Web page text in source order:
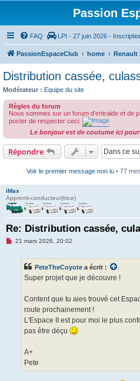
Passion
FAQ LPI - 27 juin 2026 -
PassionEspaceClub home Renault
Distribution cassée,
Modérateur : Equipe du site
Règles du forum
Nous sommes sur un forum d'entraide et de
poster de respecter ceci:
Le bonjour est de coutume ici
Répondre
Voir le premier message non lu• 77
iMax
Apprenti-conducteur(trice)
Re: Distribution cassée,
M21 mars 2026, 20:02
PeteTheCoyote a écrit :
Super projet que je découvre !
Content que tu aies trouvé cet
route prochainement !
L'Espace II est pour moi le plus
pas être déçu
A+
Pete